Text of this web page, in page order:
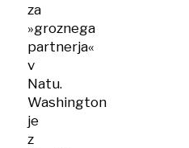
za
»groznega
partnerja«
v
Natu.
Washington
je
z